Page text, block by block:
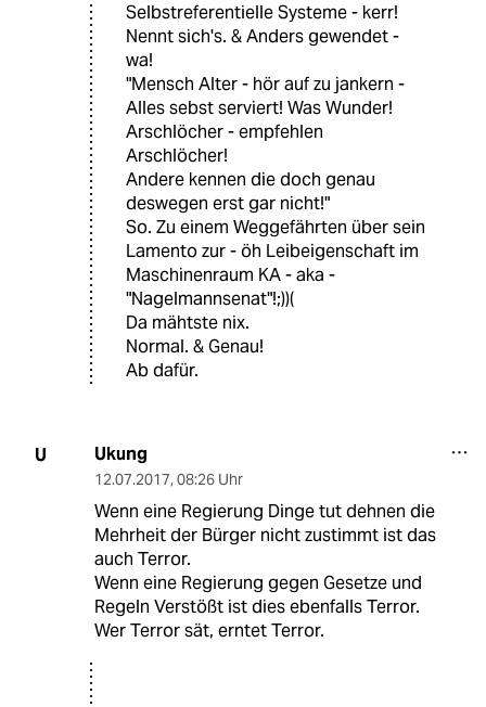
Selbstreferentielle Systeme - kerr!
Nennt sich's. & Anders gewendet -
wa!
"Mensch Alter - hör auf zu jankern -
Alles sebst serviert! Was Wunder!
Arschlöcher - empfehlen
Arschlöcher!
Andere kennen die doch genau
deswegen erst gar nicht!"
So. Zu einem Weggefährten über sein
Lamento zur - öh Leibeigenschaft im
Maschinenraum KA - aka -
"Nagelmannsenat"!;))(
Da mähtste nix.
Normal. & Genau!
Ab dafür.
U Ukung
12.07.2017, 08:26 Uhr
Wenn eine Regierung Dinge tut dehnen die
Mehrheit der Bürger nicht zustimmt ist das
auch Terror.
Wenn eine Regierung gegen Gesetze und
Regeln Verstößt ist dies ebenfalls Terror.
Wer Terror sät, erntet Terror.